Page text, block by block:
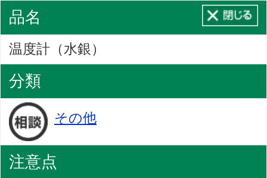
品名
温度計（水銀）
分類
その他
注意点